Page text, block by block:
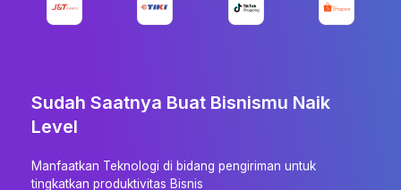
Sudah Saatnya Buat Bisnismu Naik
Level
Manfaatkan Teknologi di bidang pengiriman untuk
tingkatkan produktivitas Bisnis